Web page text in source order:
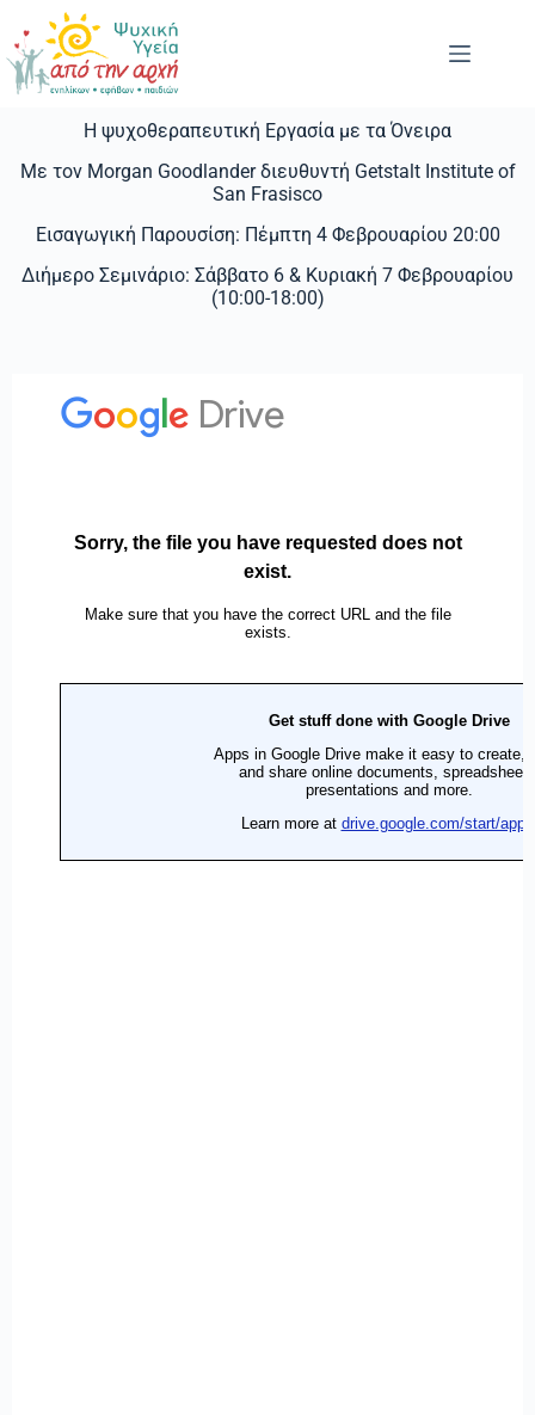
Η ψυχοθεραπευτική Εργασία με τα Όνειρα
Με τον Morgan Goodlander διευθυντή Getstalt Institute of
San Frasisco
Εισαγωγική Παρουσίση: Πέμπτη 4 Φεβρουαρίου 20:00
Διήμερο Σεμινάριο: Σάββατο 6 & Κυριακή 7 Φεβρουαρίου
(10:00-18:00)